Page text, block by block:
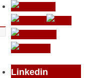
Linkedin